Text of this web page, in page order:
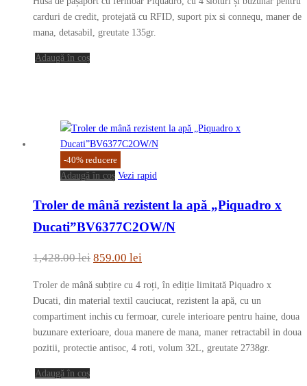
fost:
este:
249.00 lei.
carduri de credit, protejată cu RFID, suport pix si connequ, maner de
mana, detasabil, greutate 135gr.
Adaugă în coș
-40% reducere
Adaugă în coș Vezi rapid
Troler de mână rezistent la apă „Piquadro x
Ducati”BV6377C2OW/N
1,428.00lei Prețul
fost:
1,428.00 lei.
859.00 lei
este:
859.00 lei.
Troler de mână subțire cu 4 roți, în ediție limitată Piquadro x
Ducati, din material textil cauciucat, rezistent la apă, cu un
compartiment inchis cu fermoar, curele interioare pentru haine, doua
buzunare exterioare, doua manere de mana, maner retractabil in doua
pozitii, protectie antisoc, 4 roti, volum 32L, greutate 2738gr.
Adaugă în coș